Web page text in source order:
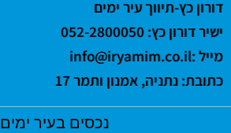
דורון כץ-תיווך עיר ימים
ישיר דורון כץ: 052-2800050
מייל :info@iryamim.co.il
כתובת: נתניה, אמנון ותמר 17
נכסים בעיר ימים